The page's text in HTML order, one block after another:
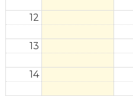
12
13
14